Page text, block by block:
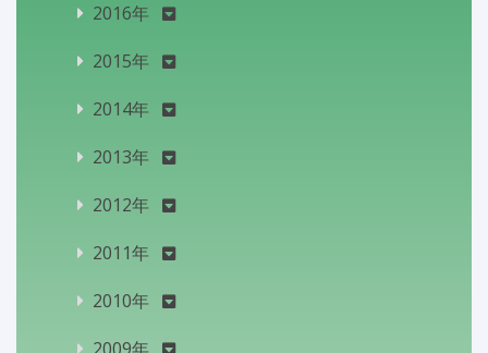
2016年
2015年
2014年
2013年
2012年
2011年
2010年